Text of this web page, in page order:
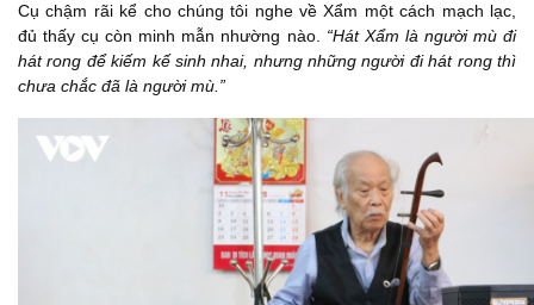
Cụ chậm rãi kể cho chúng tôi nghe về Xẩm một cách mạch lạc,
đủ thấy cụ còn minh mẫn nhường nào. “Hát Xẩm là người mù đi
hát rong để kiếm kế sinh nhai, nhưng những người đi hát rong thì
chưa chắc đã là người mù.”